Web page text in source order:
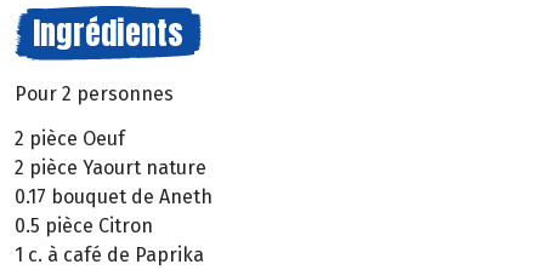
Ingrédients
Pour 2 personnes
2 pièce Oeuf
2 pièce Yaourt nature
0.17 bouquet de Aneth
0.5 pièce Citron
1 c. à café de Paprika